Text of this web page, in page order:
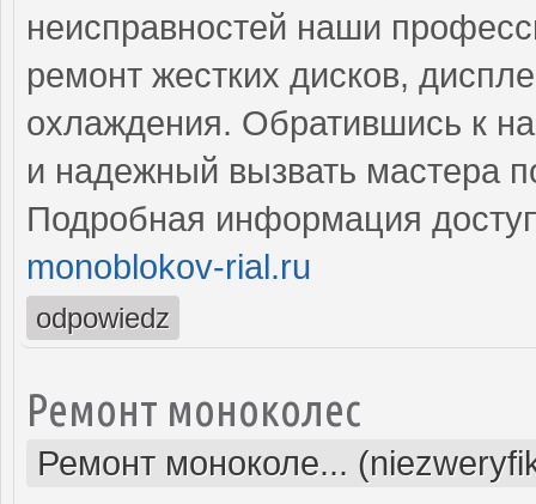
неисправностей наши
ремонт жестких дисков,
охлаждения. Обратившись к
и надежный вызвать мастера
Подробная информация
monoblokov-rial.ru
odpowiedz
Ремонт моноколес
Ремонт моноколе...